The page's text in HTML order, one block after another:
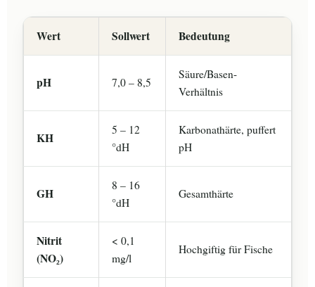
Wert Sollwert Bedeutung
pH 7,0 – 8,5
Säure/Basen-
Verhältnis
KH
5 – 12
°dH
Karbonathärte, puffert
pH
GH
8 – 16
°dH
Gesamthärte
Nitrit
(NO₂)
< 0,1
mg/l
Hochgiftig für Fische